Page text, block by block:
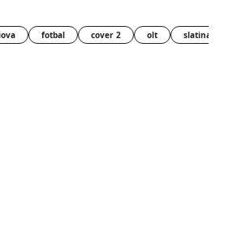
fotbal cover 2 olt slatina